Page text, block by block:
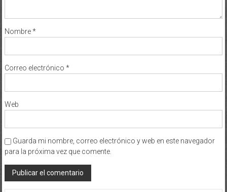
Nombre*
Correo electrónico *
Web
Guarda mi nombre, correo electrónico y web en este navegador
para la próxima vez que comente.